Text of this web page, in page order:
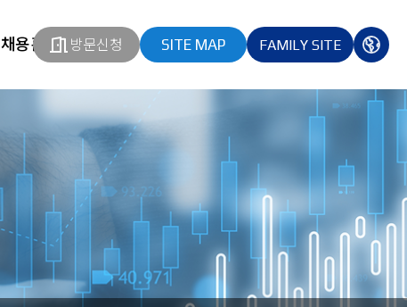
채용홈페이지방문신청 SITE MAP
열기 FAMILY SITE
열기
다국